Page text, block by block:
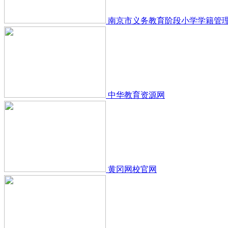
南京市义务教育阶段小学学籍管
中华教育资源网
黄冈网校官网